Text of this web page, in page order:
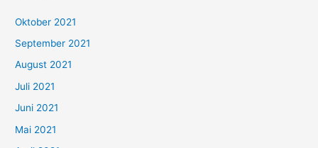
n
n
a
c
h
:
Oktober 2021
September 2021
August 2021
Juli 2021
Juni 2021
Mai 2021